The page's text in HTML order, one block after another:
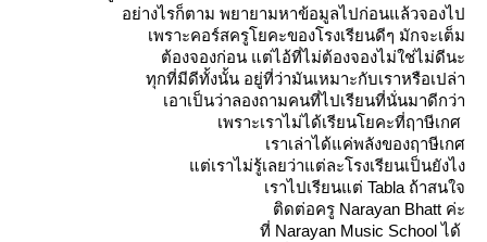
อย่างไรก็ตาม พยายามหาข้อมูลไปก่อนแล้วจองไป
เพราะคอร์สครูโยคะของโรงเรียนดีๆ มักจะเต็ม
ต้องจองก่อน แต่ไอ้ที่ไม่ต้องจองไม่ใช่ไม่ดีนะ
ทุกที่มีดีทั้งนั้น อยู่ที่ว่ามันเหมาะกับเราหรือเปล่า
เอาเป็นว่าลองถามคนที่ไปเรียนที่นั่นมาดีกว่า
เพราะเราไม่ได้เรียนโยคะที่ฤาษีเกศ
เราเล่าได้แค่พลังของฤาษีเกศ
ต่เราไม่รู้เลยว่าแต่ละโรงเรียนเป็นยังไง
เราไปเรียนแต่ Tabla ถ้าสนใจ
ติดต่อครู Narayan Bhatt ค่ะ
ที่ Narayan Music School ได้